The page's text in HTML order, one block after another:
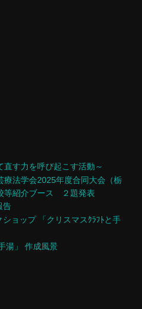
す力を呼び起こす活動～
法学会2025年度合同大会（栃
等紹介ブース ２題発表
告
ョップ 「クリスマスｸﾗﾌﾄと手
湯」 作成風景